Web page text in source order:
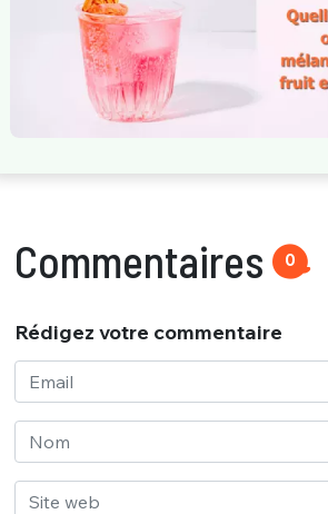
Commentaires 0
Rédigez votre commentaire